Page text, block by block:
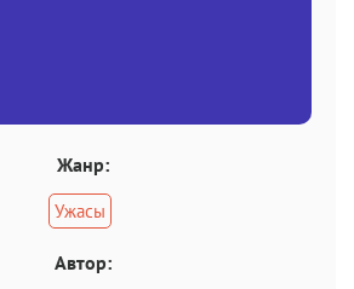
Жанр:
Ужасы
Автор: